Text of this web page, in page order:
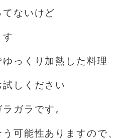
てないけど
っくり加熱した料理
しください
ガラです。
可能性ありますので、